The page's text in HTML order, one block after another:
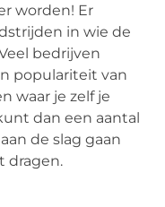
worden! Er
in wie de
bedrijven
populariteit van
waar je zelf je
dan een aantal
de slag gaan
dragen.